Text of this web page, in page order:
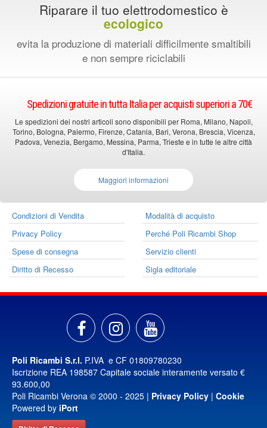
Riparare il tuo elettrodomestico è
ecologico
evita la produzione di materiali difficilmente smaltibili
e non sempre riciclabili
Spedizioni gratuite in tutta Italia per acquisti superiori a 70€
Le spedizioni dei nostri articoli sono disponibili per Roma, Milano, Napoli,
Torino, Bologna, Palermo, Firenze, Catania, Bari, Verona, Brescia, Vicenza,
Padova, Venezia, Bergamo, Messina, Parma, Trieste e in tutte le altre città
d'Italia.
Maggiori informazioni
Condizioni di Vendita
Modalità di acquisto
Privacy Policy
Perché Poli Ricambi Shop
Spese di consegna
Servizio clienti
Diritto di Recesso
Sigla editoriale
Poli Ricambi S.r.l. P.IVA e CF 01809780230
Iscrizione REA 198587 Capitale sociale interamente versato €
93.600,00
Poli Ricambi Verona © 2000 - 2025 | Privacy Policy | Cookie
Powered by iPort